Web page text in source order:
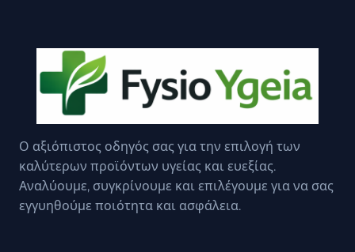
Ο αξιόπιστος οδηγός σας για την επιλογή των
καλύτερων προϊόντων υγείας και ευεξίας.
Αναλύουμε, συγκρίνουμε και επιλέγουμε για να σας
εγγυηθούμε ποιότητα και ασφάλεια.